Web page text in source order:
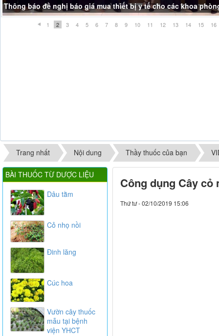
Thông báo đề nghị báo giá mua thiết bị y tế cho các khoa
1 2 3 4 5 6 7 8 9 10 11 12 13 14 15 16
Trang nhất Nội dung Thầy thuốc của bạn
Công dụng Cây
Thứ tư - 02/10/2019 15:06
BÀI THUỐC TỪ DƯỢC LIỆU
Dâu tằm
Cỏ nhọ nồi
Đinh lăng
Cúc hoa
Vườn cây thuốc
mẫu tại bệnh
viện YHCT